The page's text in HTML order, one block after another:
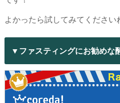
よかったら試してみてください
▼ファスティングにお勧めな